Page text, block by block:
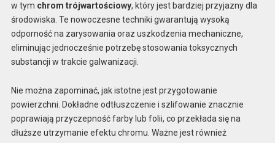
w tym chrom trójwartościowy, który jest bardziej przyjazny dla
środowiska. Te nowoczesne techniki gwarantują wysoką
odporność na zarysowania oraz uszkodzenia mechaniczne,
eliminując jednocześnie potrzebę stosowania toksycznych
substancji w trakcie galwanizacji.
Nie można zapominać, jak istotne jest przygotowanie
powierzchni. Dokładne odtłuszczenie i szlifowanie znacznie
poprawiają przyczepność farby lub folii, co przekłada się na
dłuższe utrzymanie efektu chromu. Ważne jest również